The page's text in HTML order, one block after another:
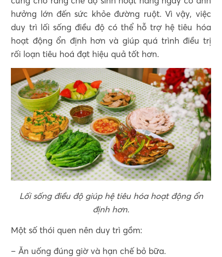
hưởng lớn đến sức khỏe đường ruột. Vì vậy, việc
duy trì lối sống điều độ có thể hỗ trợ hệ tiêu hóa
hoạt động ổn định hơn và giúp quá trình điều trị
rối loạn tiêu hoá đạt hiệu quả tốt hơn.
Lối sống điều độ giúp hệ tiêu hóa hoạt động ổn
định hơn.
Một số thói quen nên duy trì gồm:
– Ăn uống đúng giờ và hạn chế bỏ bữa.